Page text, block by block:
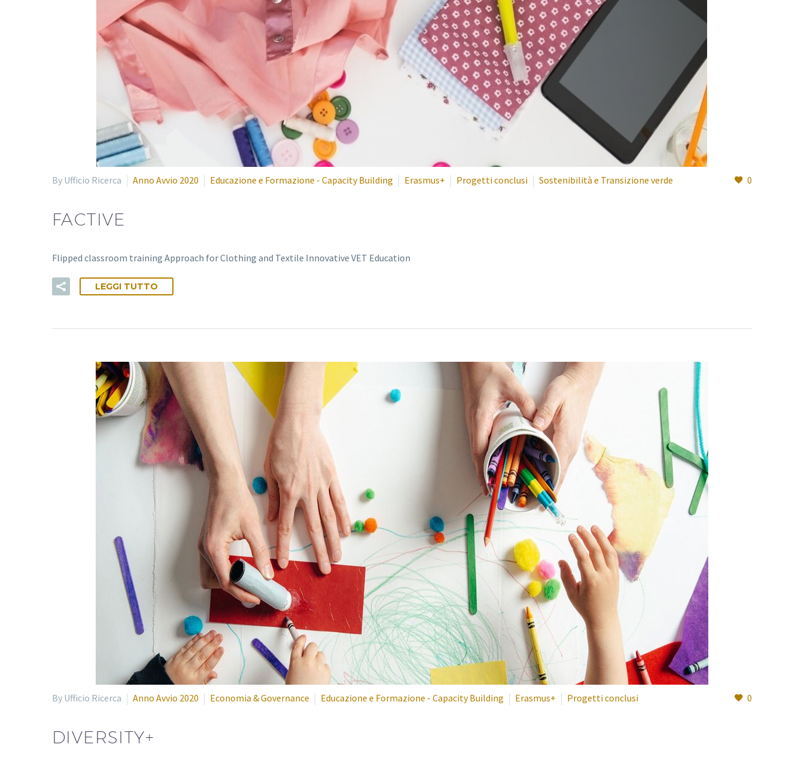
0
By Ufficio Ricerca Anno Avvio 2020 Educazione e Formazione - Capacity Building Erasmus+ Progetti conclusi Sostenibilità e Transizione verde
FACTIVE
Flipped classroom training Approach for Clothing and Textile Innovative VET Education
LEGGI TUTTO
0
By Ufficio Ricerca Anno Avvio 2020 Economia & Governance Educazione e Formazione - Capacity Building Erasmus+ Progetti conclusi
DIVERSITY+